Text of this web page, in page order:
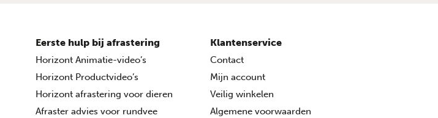
Eerste hulp bij afrastering
Horizont Animatie-video’s
Horizont Productvideo’s
Horizont afrastering voor dieren
Afraster advies voor rundvee
Klantenservice
Contact
Mijn account
Veilig winkelen
Algemene voorwaarden